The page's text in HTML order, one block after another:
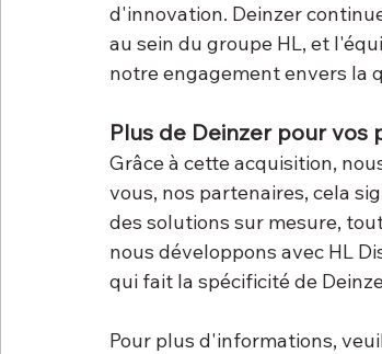
d'innovation. Deinzer
au sein du groupe HL, et
notre engagement envers la
Plus de Deinzer pour vos
Grâce à cette acquisition,
vous, nos partenaires, cela
des solutions sur mesure,
nous développons avec HL
qui fait la spécificité de
Pour plus d'informations,